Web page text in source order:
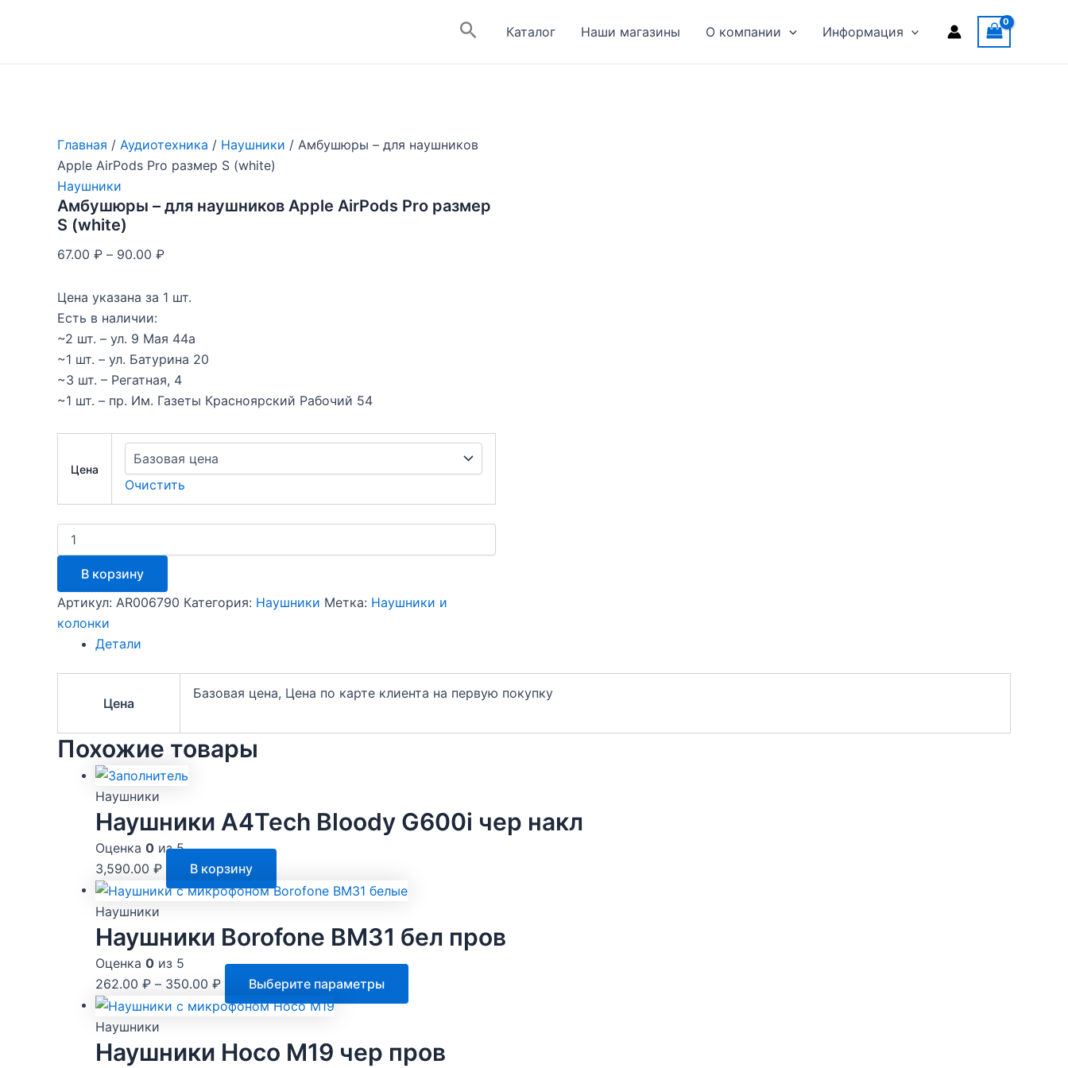
ПоискКаталог Наши магазины О компании Информация
Главная / Аудиотехника / Наушники / Амбушюры – для наушников
Apple AirPods Pro размер S (white)
Наушники
Амбушюры – для наушников Apple AirPods Pro размер
S (white)
67.00 ₽ – 90.00 ₽
Цена указана за 1 шт.
Есть в наличии:
~2 шт. – ул. 9 Мая 44а
~1 шт. – ул. Батурина 20
~3 шт. – Регатная, 4
~1 шт. – пр. Им. Газеты Красноярский Рабочий 54
Цена
Очистить
Количество
товара
Амбушюры
для
наушников
Apple
AirPods
размер
В корзину
Артикул: AR006790 Категория: Наушники Метка: Наушники и
колонки
Детали
Цена
Базовая цена, Цена по карте клиента на первую покупку
Похожие товары
Наушники
Наушники A4Tech Bloody G600i чер накл
Оценка 0 из 5
3,590.00 ₽ В корзину
Наушники
Наушники Borofone BM31 бел пров
Оценка 0 из 5
262.00 ₽ – 350.00 ₽ Выберите параметры
товар
несколько
Наушники
Наушники Hoco M19 чер пров